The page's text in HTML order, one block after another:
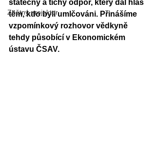
Zpětný projektor
statečný a tichý odpor, který dal hlas
těm, kdo byli umlčováni. Přinášíme
vzpomínkový rozhovor vědkyně
tehdy působící v Ekonomickém
ústavu ČSAV.